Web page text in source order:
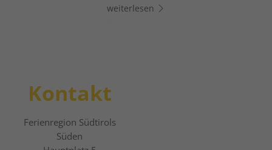
weiterlesen
Kontakt
Ferienregion Südtirols
Süden